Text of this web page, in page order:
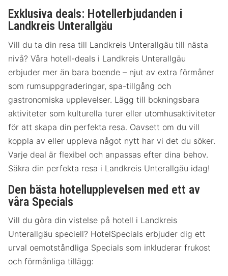
Exklusiva deals: Hotellerbjudanden i
Landkreis Unterallgäu
Vill du ta din resa till Landkreis Unterallgäu till nästa
nivå? Våra hotell-deals i Landkreis Unterallgäu
erbjuder mer än bara boende – njut av extra förmåner
som rumsuppgraderingar, spa-tillgång och
gastronomiska upplevelser. Lägg till bokningsbara
aktiviteter som kulturella turer eller utomhusaktiviteter
för att skapa din perfekta resa. Oavsett om du vill
koppla av eller uppleva något nytt har vi det du söker.
Varje deal är flexibel och anpassas efter dina behov.
Säkra din perfekta resa i Landkreis Unterallgäu idag!
Den bästa hotellupplevelsen med ett av
våra Specials
Vill du göra din vistelse på hotell i Landkreis
Unterallgäu speciell? HotelSpecials erbjuder dig ett
urval oemotståndliga Specials som inkluderar frukost
och förmånliga tillägg: